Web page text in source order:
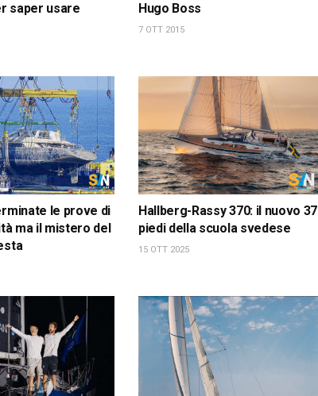
saper usare
Hugo Boss
7 OTT 2015
le prove di
ma il mistero del
Hallberg-Rassy 370: il nuovo 37
piedi della scuola svedese
15 OTT 2025